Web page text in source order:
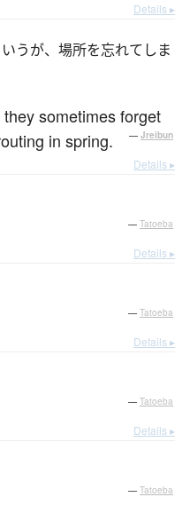
Details ▸
うが、場所を忘れてしま
sometimes forget
in spring.
— Jreibun
Details ▸
— Tatoeba
Details ▸
— Tatoeba
Details ▸
— Tatoeba
Details ▸
— Tatoeba